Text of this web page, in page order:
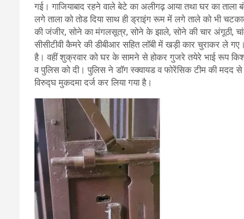
गई। गाजियाबाद रहने वाले बेटे का अलीगढ़ आया तथा घर का
लगे ताला को तोड दिया साथ ही ड्राइंग रूम में लगे ताले को भी
की जंजीर, सोने का मंगलसूत्र, सोने के झाले, सोने की चार अंगूठी,
सीसीटीवी कैमरे की डीबीआर सहित लॉबी में खड़ी कार चुराकर ले
है। वहीं शुक्रवार को घर के सामने से होकर गुजरे तयेरे भाई रूप
व पुलिस को दी। पुलिस ने डॉग स्क्वायड व फोरेंसिक टीम की मदद
विरुद्घ मुकदमा दर्ज कर लिया गया है।